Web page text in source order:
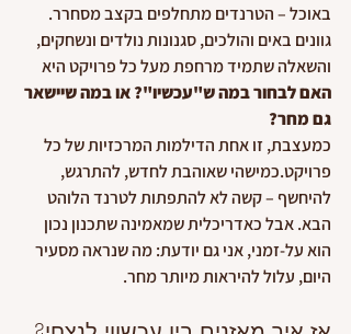
באוכל – הטרנדים מתחלפים בקצב מסחרר.
גוונים באים והולכים, סגנונות נולדים ונשחקים,
והשאלה שתמיד מרחפת מעל כל פרויקט היא
האם לבחור במה ש"עכשיו"? או במה שיישאר
גם מחר?
כמעצבת, זו אחת הדילמות המרכזיות של כל
פרויקט.כמישהי שאוהבת לחדש, להתרגש,
להיחשף – קשה לא להתפתות לטרנד הלוהט
הבא. אבל כאדריכלית שמאמינה שתכנון נכון
הוא על-זמני, אני גם יודעת: מה שנראה מסעיר
היום, עלול להיראות מיותר מחר.